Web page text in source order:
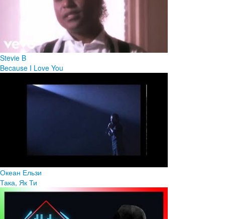
Stevie B
Because I Love You
Океан Ельзи
Така, Як Ти